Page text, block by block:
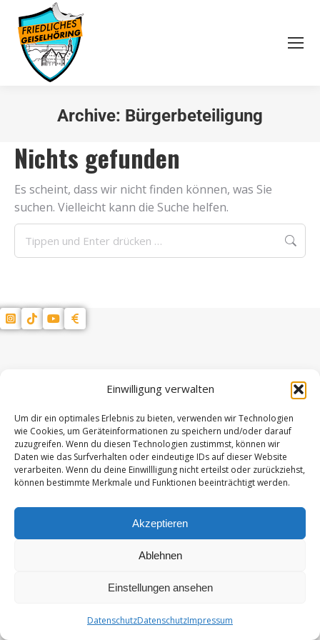
Einwilligung verwalten
Um dir ein optimales Erlebnis zu bieten, verwenden wir Technologien
wie Cookies, um Geräteinformationen zu speichern und/oder darauf
zuzugreifen. Wenn du diesen Technologien zustimmst, können wir
Daten wie das Surfverhalten oder eindeutige IDs auf dieser Website
verarbeiten. Wenn du deine Einwillligung nicht erteilst oder zurückziehst,
können bestimmte Merkmale und Funktionen beeinträchtigt werden.
Akzeptieren
Ablehnen
Einstellungen ansehen
DatenschutzDatenschutzImpressum
Archive: Bürgerbeteiligung
Nichts gefunden
Es scheint, dass wir nicht finden können, was Sie
suchen. Vielleicht kann die Suche helfen.